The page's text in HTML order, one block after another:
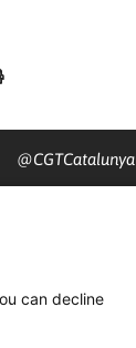
@CGTCatalunya
can decline